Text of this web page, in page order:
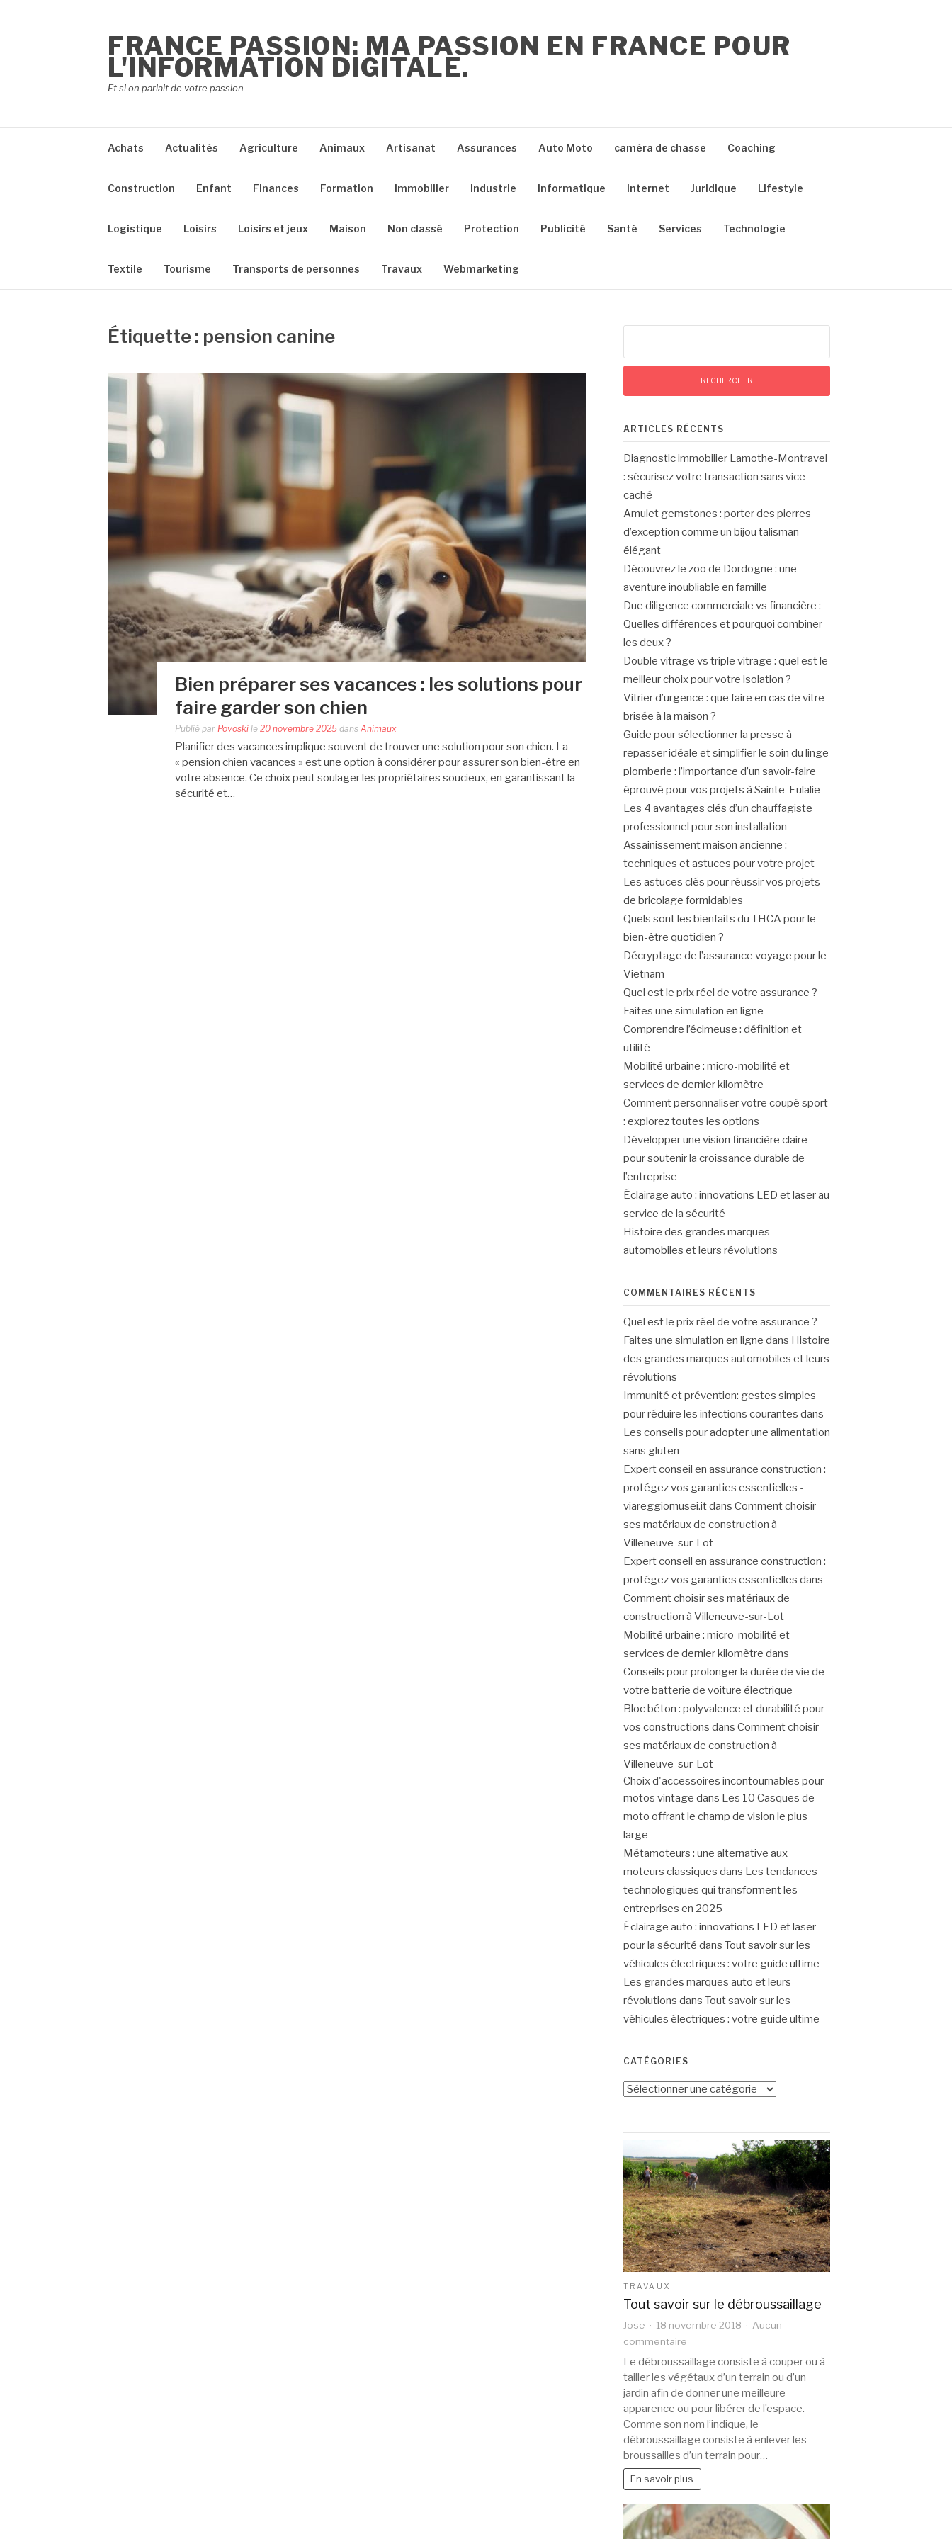
FRANCE PASSION: MA PASSION EN FRANCE POUR
L'INFORMATION DIGITALE.
Et si on parlait de votre passion
Achats Actualités Agriculture Animaux Artisanat Assurances Auto Moto caméra de chasse Coaching
Construction Enfant Finances Formation Immobilier Industrie Informatique Internet Juridique Lifestyle
Logistique Loisirs Loisirs et jeux Maison Non classé Protection Publicité Santé Services Technologie
Textile Tourisme Transports de personnes Travaux Webmarketing
Étiquette : pension canine
Bien préparer ses vacances : les solutions pour
faire garder son chien
Publié par Povoski le 20 novembre 2025 dans Animaux
Planifier des vacances implique souvent de trouver une solution pour son chien. La
« pension chien vacances » est une option à considérer pour assurer son bien-être en
votre absence. Ce choix peut soulager les propriétaires soucieux, en garantissant la
sécurité et…
ARTICLES RÉCENTS
Diagnostic immobilier Lamothe-Montravel
: sécurisez votre transaction sans vice
caché
Amulet gemstones : porter des pierres
d’exception comme un bijou talisman
élégant
Découvrez le zoo de Dordogne : une
aventure inoubliable en famille
Due diligence commerciale vs financière :
Quelles différences et pourquoi combiner
les deux ?
Double vitrage vs triple vitrage : quel est le
meilleur choix pour votre isolation ?
Vitrier d’urgence : que faire en cas de vitre
brisée à la maison ?
Guide pour sélectionner la presse à
repasser idéale et simplifier le soin du linge
plomberie : l’importance d’un savoir-faire
éprouvé pour vos projets à Sainte-Eulalie
Les 4 avantages clés d’un chauffagiste
professionnel pour son installation
Assainissement maison ancienne :
techniques et astuces pour votre projet
Les astuces clés pour réussir vos projets
de bricolage formidables
Quels sont les bienfaits du THCA pour le
bien-être quotidien ?
Décryptage de l’assurance voyage pour le
Vietnam
Quel est le prix réel de votre assurance ?
Faites une simulation en ligne
Comprendre l’écimeuse : définition et
utilité
Mobilité urbaine : micro-mobilité et
services de dernier kilomètre
Comment personnaliser votre coupé sport
: explorez toutes les options
Développer une vision financière claire
pour soutenir la croissance durable de
l’entreprise
Éclairage auto : innovations LED et laser au
service de la sécurité
Histoire des grandes marques
automobiles et leurs révolutions
COMMENTAIRES RÉCENTS
Quel est le prix réel de votre assurance ?
Faites une simulation en ligne dans Histoire
des grandes marques automobiles et leurs
révolutions
Immunité et prévention: gestes simples
pour réduire les infections courantes dans
Les conseils pour adopter une alimentation
sans gluten
Expert conseil en assurance construction :
protégez vos garanties essentielles -
viareggiomusei.itdans Comment choisir
ses matériaux de construction à
Villeneuve-sur-Lot
Expert conseil en assurance construction :
protégez vos garanties essentielles dans
Comment choisir ses matériaux de
construction à Villeneuve-sur-Lot
Mobilité urbaine : micro-mobilité et
services de dernier kilomètre dans
Conseils pour prolonger la durée de vie de
votre batterie de voiture électrique
Bloc béton : polyvalence et durabilité pour
vos constructions dans Comment choisir
ses matériaux de construction à
Villeneuve-sur-Lot
Choix d'accessoires incontournables pour
motos vintage dans Les 10 Casques de
moto offrant le champ de vision le plus
large
Métamoteurs : une alternative aux
moteurs classiques dans Les tendances
technologiques qui transforment les
entreprises en 2025
Éclairage auto : innovations LED et laser
pour la sécurité dans Tout savoir sur les
véhicules électriques : votre guide ultime
Les grandes marques auto et leurs
révolutions dans Tout savoir sur les
véhicules électriques : votre guide ultime
CATÉGORIES
Catégories
TRAVAUX
Tout savoir sur le débroussaillage
Jose 18 novembre 2018
Aucun
commentaire
Tout
savoir
sur
le
débroussaillage
Le débroussaillage consiste à couper ou à
tailler les végétaux d’un terrain ou d’un
jardin afin de donner une meilleure
apparence ou pour libérer de l’espace.
Comme son nom l’indique, le
débroussaillage consiste à enlever les
broussailles d’un terrain pour…
En savoir plus